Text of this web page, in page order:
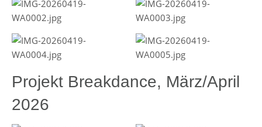
Projekt Breakdance, März/April
2026